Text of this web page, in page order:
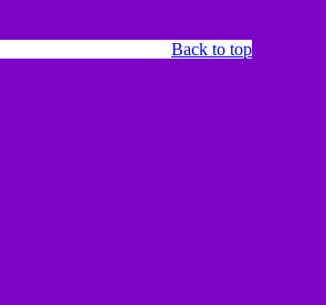
Back to top